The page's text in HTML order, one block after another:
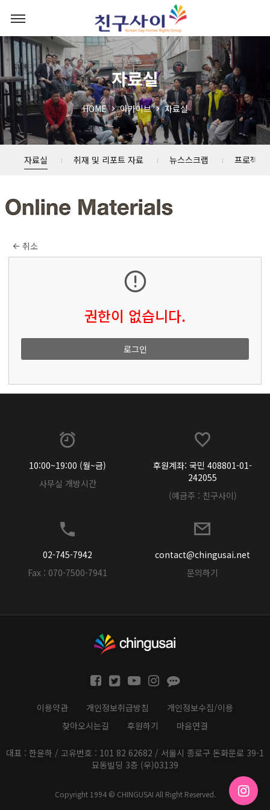
자료실
HOME 아카이브 자료실
자료실 취재 및 리포트 자료 뉴스스크랩 프로젝트
취소
권한이 없습니다.
로그인
10:00~19:00 (월~금)
사무실 개방시간
후원계좌: 국민 408801-01-
242055
(예금주 : 친구사이)
02-745-7942
Fax : 070-7500-7941
contact@chingusai.net
문의하기
이용약관 개인정보취급방침
개인정보수집/이용
찾아오시는길
후원하기 마음연결
대표 : 한윤하 / 고유번호 : 101 82 62682 / 서울시 종로구 돈화문로 39-1
묘동빌딩 3층 (우)03139
Copyright 1994 © CHINGUSAI All Right Reserved.